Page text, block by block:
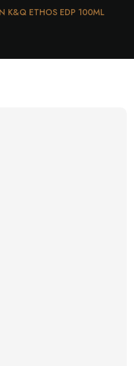
K&Q ETHOS EDP 100ML